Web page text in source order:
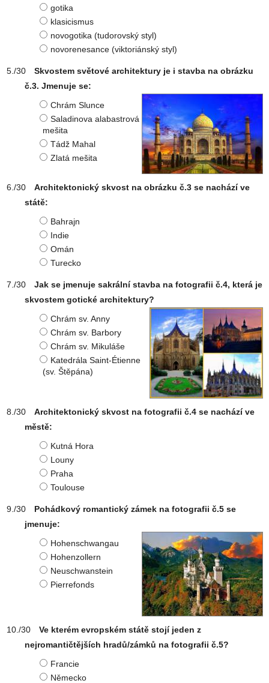
gotika
klasicismus
novogotika (tudorovský styl)
novorenesance (viktoriánský styl)
Skvostem světové architektury je i stavba na obrázku
č.3. Jmenuje se:
Chrám Slunce
Saladinova alabastrová
mešita
Tádž Mahal
Zlatá mešita
Architektonický skvost na obrázku č.3 se nachází ve
státě:
Bahrajn
Indie
Omán
Turecko
Jak se jmenuje sakrální stavba na fotografii č.4, která je
skvostem gotické architektury?
Chrám sv. Anny
Chrám sv. Barbory
Chrám sv. Mikuláše
Katedrála Saint-Étienne
(sv. Štěpána)
Architektonický skvost na fotografii č.4 se nachází ve
městě:
Kutná Hora
Louny
Praha
Toulouse
Pohádkový romantický zámek na fotografii č.5 se
jmenuje:
Hohenschwangau
Hohenzollern
Neuschwanstein
Pierrefonds
Ve kterém evropském státě stojí jeden z
nejromantičtějších hradů/zámků na fotografii č.5?
Francie
Německo